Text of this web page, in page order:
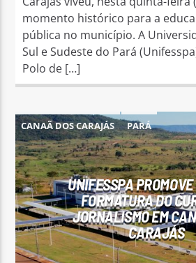
momento histórico para a
pública no município. A
Sul e Sudeste do Pará
Polo de […]
CANAÃ DOS CARAJÁS
PARÁ
PARAUAPEBAS
UNIFESSPA
FORMATURA DO
JORNALISMO EM
CARAJÁS